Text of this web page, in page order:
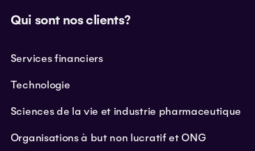
Qui sont nos clients?
Services financiers
Technologie
Sciences de la vie et industrie pharmaceutique
Organisations à but non lucratif et ONG